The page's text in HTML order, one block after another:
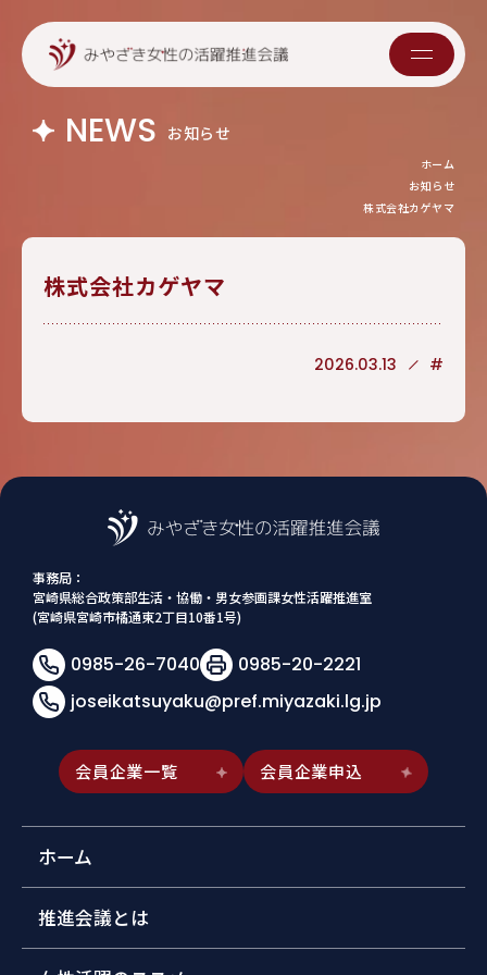
NEWS お知らせ
ホーム
お知らせ
株式会社カゲヤマ
株式会社カゲヤマ
2026.03.13 #
事務局：
宮崎県総合政策部生活・協働・男女参画課女性活躍推進室
(宮崎県宮崎市橘通東2丁目10番1号)
0985-26-7040
0985-20-2221
joseikatsuyaku@pref.miyazaki.lg.jp
会員企業一覧 会員企業申込
ホーム
推進会議とは